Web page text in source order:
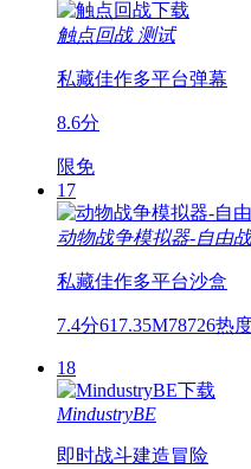
触点回战 测试
私藏佳作多平台弹幕
8.6分
限免
17
动物战争模拟器-自由
私藏佳作多平台沙盒
7.4分617.35M78726热
18
MindustryBE
即时战斗建造冒险